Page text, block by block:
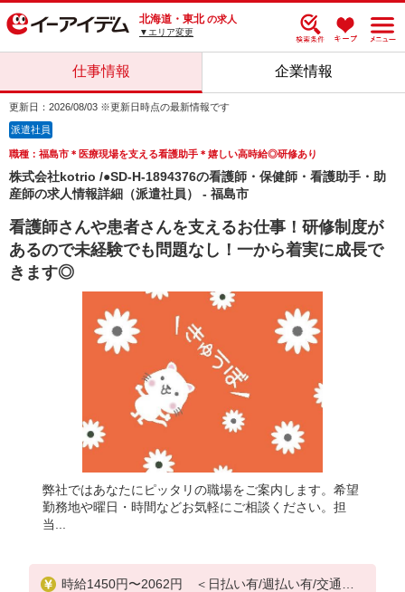
北海道・東北 の求人
▼エリア変更
仕事情報 企業情報
更新日：2026/08/03 ※更新日時点の最新情報です
派遣社員
職種：福島市＊医療現場を支える看護助手＊嬉しい高時給◎研修あり
株式会社kotrio /●SD-H-1894376の看護師・保健師・看護助手・助
産師の求人情報詳細（派遣社員） - 福島市
看護師さんや患者さんを支えるお仕事！研修制度が
あるので未経験でも問題なし！一から着実に成長で
きます◎
弊社ではあなたにピッタリの職場をご案内します。希望
勤務地や曜日・時間などお気軽にご相談ください。担
当...
時給1450円〜2062円 ＜日払い有/週払い有/交通費